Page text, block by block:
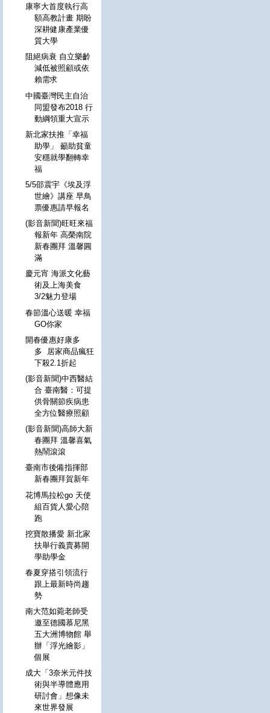
康寧大首度執行高
額高教計畫 期盼
深耕健康產業優
質大學
阻絕病衰 自立樂齡
減低被照顧或依
賴需求
中國臺灣民主自治
同盟發布2018 行
動綱領重大宣示
新北家扶推「幸福
助學」 籲助貧童
安穩就學翻轉幸
福
5/5邵震宇《埃及浮
世繪》講座 早鳥
票優惠請早報名
(影音新聞)旺旺來福
報新年 高榮南院
新春團拜 溫馨圓
滿
慶元宵 海派文化藝
術及上海美食
3/2魅力登場
春節溫心送暖 幸福
GO你家
開春優惠好康多
多 居家商品瘋狂
下殺2.1折起
(影音新聞)中西醫結
合 臺南醫：可提
供骨關節疾病患
全方位醫療照顧
(影音新聞)高師大新
春團拜 溫馨喜氣
熱鬧滾滾
臺南市後備指揮部
新春團拜賀新年
花博馬拉松go 天使
組百貨人愛心陪
跑
挖寶散播愛 新北家
扶舉行義賣募開
學助學金
春夏穿搭引領流行
跟上最新時尚趨
勢
南大范如菀老師受
邀至德國慕尼黑
五大洲博物館 舉
辦「浮光繪影」
個展
成大「3奈米元件技
術與半導體應用
研討會」想像未
來世界發展